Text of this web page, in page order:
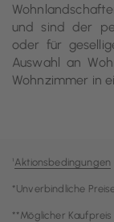
und sind der
oder für
Auswahl an
Wohnzimmer in
¹Aktionsbedingungen
*Unverbindliche
**Möglicher